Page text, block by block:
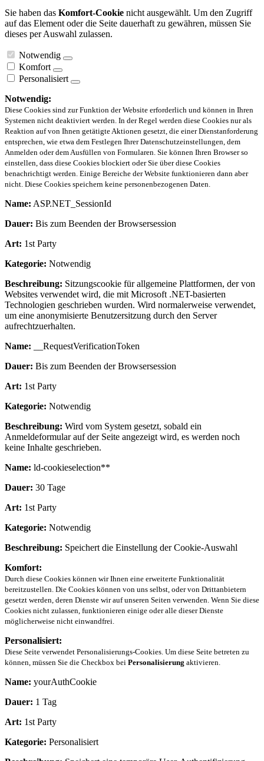
Sie haben das Komfort-Cookie nicht ausgewählt. Um den Zugriff
auf das Element oder die Seite dauerhaft zu gewähren, müssen Sie
dieses per Auswahl zulassen.
Notwendig
Komfort
Personalisiert
Notwendig:
Diese Cookies sind zur Funktion der Website erforderlich und können in Ihren
Systemen nicht deaktiviert werden. In der Regel werden diese Cookies nur als
Reaktion auf von Ihnen getätigte Aktionen gesetzt, die einer Dienstanforderung
entsprechen, wie etwa dem Festlegen Ihrer Datenschutzeinstellungen, dem
Anmelden oder dem Ausfüllen von Formularen. Sie können Ihren Browser so
einstellen, dass diese Cookies blockiert oder Sie über diese Cookies
benachrichtigt werden. Einige Bereiche der Website funktionieren dann aber
nicht. Diese Cookies speichern keine personenbezogenen Daten.
Name: ASP.NET_SessionId
Dauer: Bis zum Beenden der Browsersession
Art: 1st Party
Kategorie: Notwendig
Beschreibung: Sitzungscookie für allgemeine Plattformen, der von
Websites verwendet wird, die mit Microsoft .NET-basierten
Technologien geschrieben wurden. Wird normalerweise verwendet,
um eine anonymisierte Benutzersitzung durch den Server
aufrechtzuerhalten.
Name: __RequestVerificationToken
Dauer: Bis zum Beenden der Browsersession
Art: 1st Party
Kategorie: Notwendig
Beschreibung: Wird vom System gesetzt, sobald ein
Anmeldeformular auf der Seite angezeigt wird, es werden noch
keine Inhalte geschrieben.
Name: ld-cookieselection**
Dauer: 30 Tage
Art: 1st Party
Kategorie: Notwendig
Beschreibung: Speichert die Einstellung der Cookie-Auswahl
Komfort:
Durch diese Cookies können wir Ihnen eine erweiterte Funktionalität
bereitzustellen. Die Cookies können von uns selbst, oder von Drittanbietern
gesetzt werden, deren Dienste wir auf unseren Seiten verwenden. Wenn Sie diese
Cookies nicht zulassen, funktionieren einige oder alle dieser Dienste
möglicherweise nicht einwandfrei.
Personalisiert:
Diese Seite verwendet Personalisierungs-Cookies. Um diese Seite betreten zu
können, müssen Sie die Checkbox bei Personalisierung aktivieren.
Name: yourAuthCookie
Dauer: 1 Tag
Art: 1st Party
Kategorie: Personalisiert